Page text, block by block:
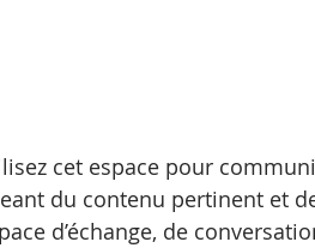
cet espace pour
du contenu pertinent et
d’échange, de